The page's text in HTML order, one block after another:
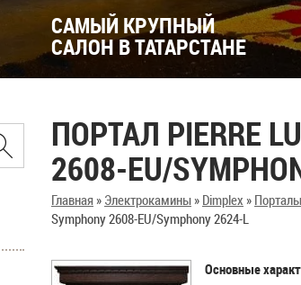
САМЫЙ КРУПНЫЙ
САЛОН В ТАТАРСТАНЕ
ПОРТАЛ PIERRE
2608-EU/
Главная» Электрокамины» Dimplex »
Symphony 2608-EU/Symphony 2624-L
Основные